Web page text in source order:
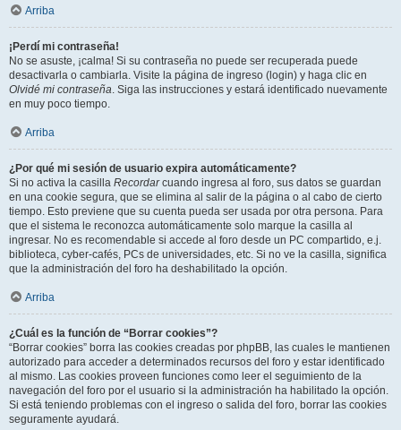
Arriba
¡Perdí mi contraseña!
No se asuste, ¡calma! Si su contraseña no puede ser recuperada puede
desactivarla o cambiarla. Visite la página de ingreso (login) y haga clic en
Olvidé mi contraseña. Siga las instrucciones y estará identificado nuevamente
en muy poco tiempo.
Arriba
¿Por qué mi sesión de usuario expira automáticamente?
Si no activa la casilla Recordarcuando ingresa al foro, sus datos se guardan
en una cookie segura, que se elimina al salir de la página o al cabo de cierto
tiempo. Esto previene que su cuenta pueda ser usada por otra persona. Para
que el sistema le reconozca automáticamente solo marque la casilla al
ingresar. No es recomendable si accede al foro desde un PC compartido, e.j.
biblioteca, cyber-cafés, PCs de universidades, etc. Si no ve la casilla, significa
que la administración del foro ha deshabilitado la opción.
Arriba
¿Cuál es la función de “Borrar cookies”?
“Borrar cookies” borra las cookies creadas por phpBB, las cuales le mantienen
autorizado para acceder a determinados recursos del foro y estar identificado
al mismo. Las cookies proveen funciones como leer el seguimiento de la
navegación del foro por el usuario si la administración ha habilitado la opción.
Si está teniendo problemas con el ingreso o salida del foro, borrar las cookies
seguramente ayudará.